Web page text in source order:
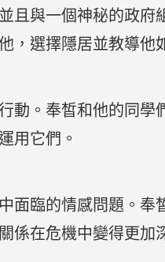
與一個神秘的政府
，選擇隱居並教導他
。奉皙和他的同學
用它們。
面臨的情感問題。奉
係在危機中變得更加